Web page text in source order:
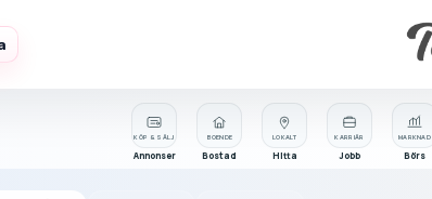
KÖP & SÄLJ
Annonser
BOENDE
Bostad
MARKNAD
Börs
LOKALT
Hitta
KARRIÄR
Jobb